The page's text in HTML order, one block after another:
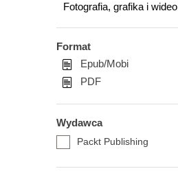
Fotografia, grafika i wideo
Format
Epub/Mobi
PDF
Wydawca
Packt Publishing